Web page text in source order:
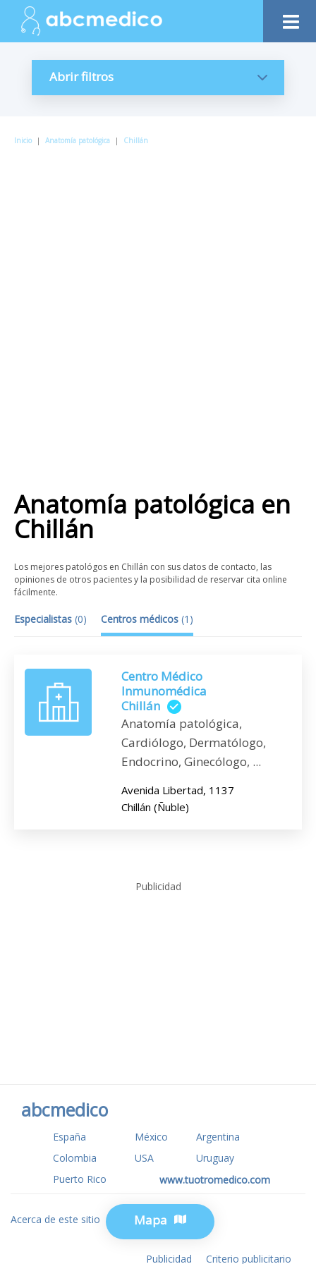
Abrir filtros
Inicio | Anatomía patológica | Chillán
Anatomía patológica en
Chillán
Los mejores patológos en Chillán con sus datos de contacto, las
opiniones de otros pacientes y la posibilidad de reservar cita online
fácilmente.
Especialistas (0) Centros médicos (1 )
Centro Médico
Inmunomédica
Chillán
Anatomía patológica,
Cardiólogo, Dermatólogo,
Endocrino, Ginecólogo, ...
Avenida Libertad, 1137
Chillán (Ñuble)
Mapa
Publicidad
abcmedico
España México
Argentina
Colombia
USA
Uruguay
Puerto Rico
www.tuotromedico.com
Acerca de este sitio Privacidad
Publicidad Criterio publicitario